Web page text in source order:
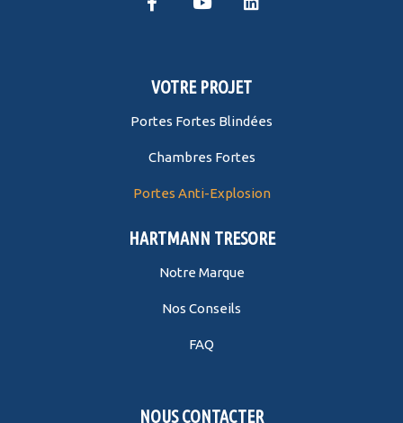
VOTRE PROJET
Portes Fortes Blindées
Chambres Fortes
Portes Anti-Explosion
HARTMANN TRESORE
Notre Marque
Nos Conseils
FAQ
NOUS CONTACTER